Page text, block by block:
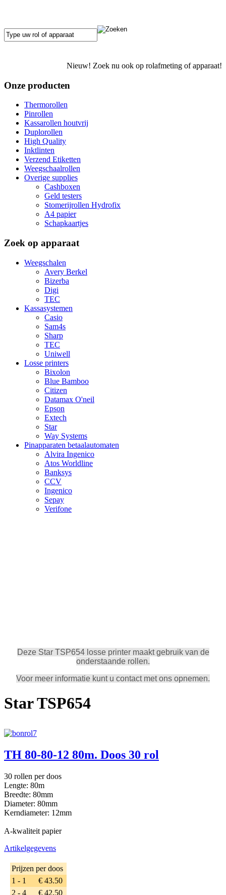
Nieuw! Zoek nu ook op rolafmeting of apparaat!
Onze producten
Thermorollen
Pinrollen
Kassarollen houtvrij
Duplorollen
High Quality
Inktlinten
Verzend Etiketten
Weegschaalrollen
Overige supplies
Cashboxen
Geld testers
Stomerijrollen Hydrofix
A4 papier
Schapkaartjes
Zoek op apparaat
Weegschalen
Avery Berkel
Bizerba
Digi
TEC
Kassasystemen
Casio
Sam4s
Sharp
TEC
Uniwell
Losse printers
Bixolon
Blue Bamboo
Citizen
Datamax O'neil
Epson
Extech
Star
Way Systems
Pinapparaten betaalautomaten
Alvira Ingenico
Atos Worldline
Banksys
CCV
Ingenico
Sepay
Verifone
Deze Star TSP654 losse printer maakt gebruik van de
onderstaande rollen.
Voor meer informatie kunt u contact met ons opnemen.
Star TSP654
TH 80-80-12 80m. Doos 30 rol
30 rollen per doos
Lengte: 80m
Breedte: 80mm
Diameter: 80mm
Kerndiameter: 12mm
A-kwaliteit papier
Artikelgegevens
Prijzen per doos
1 - 1
€ 43.50
2 - 4
€ 42.50